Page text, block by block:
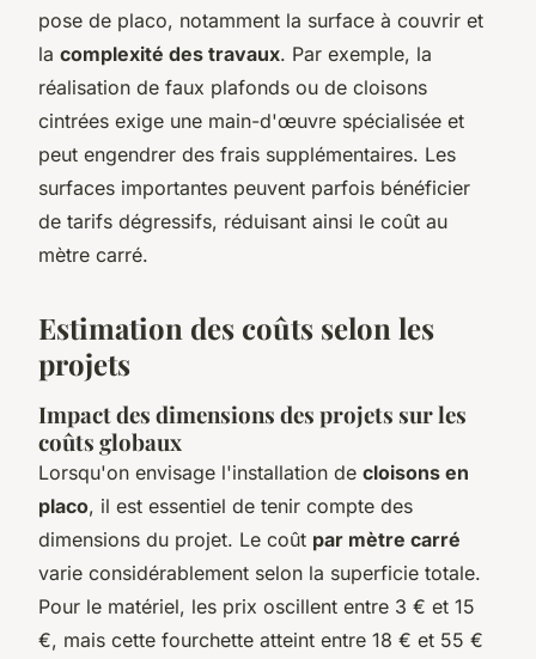
pose de placo, notamment la surface à couvrir et
la complexité des travaux. Par exemple, la
réalisation de faux plafonds ou de cloisons
cintrées exige une main-d'œuvre spécialisée et
peut engendrer des frais supplémentaires. Les
surfaces importantes peuvent parfois bénéficier
de tarifs dégressifs, réduisant ainsi le coût au
mètre carré.
Estimation des coûts selon les
projets
Impact des dimensions des projets sur les
coûts globaux
Lorsqu'on envisage l'installation de cloisons en
placo, il est essentiel de tenir compte des
dimensions du projet. Le coût par mètre carré
varie considérablement selon la superficie totale.
Pour le matériel, les prix oscillent entre 3 € et 15
€, mais cette fourchette atteint entre 18 € et 55 €